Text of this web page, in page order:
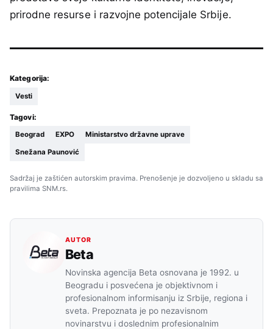
prirodne resurse i razvojne potencijale Srbije.
Kategorija:
Vesti
Tagovi:
Beograd EXPO Ministarstvo državne uprave
Snežana Paunović
Sadržaj je zaštićen autorskim pravima. Prenošenje je dozvoljeno u skladu sa
pravilima SNM.rs.
AUTOR
Beta
Novinska agencija Beta osnovana je 1992. u
Beogradu i posvećena je objektivnom i
profesionalnom informisanju iz Srbije, regiona i
sveta. Prepoznata je po nezavisnom
novinarstvu i doslednim profesionalnim